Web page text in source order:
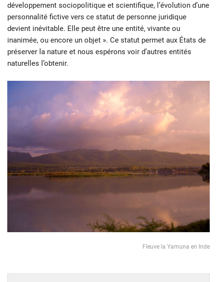
développement sociopolitique et scientifique, l’évolution d’une
personnalité fictive vers ce statut de personne juridique
devient inévitable. Elle peut être une entité, vivante ou
inanimée, ou encore un objet ». Ce statut permet aux États de
préserver la nature et nous espérons voir d’autres entités
naturelles l’obtenir.
Fleuve la Yamuna en Inde